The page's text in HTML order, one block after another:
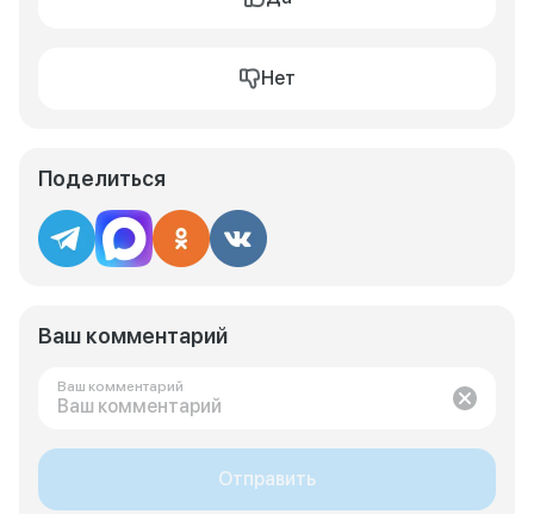
Нет
Поделиться
Ваш комментарий
Ваш комментарий
Отправить